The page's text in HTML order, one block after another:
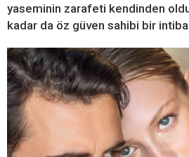
yaseminin zarafeti kendinden
kadar da öz güven sahibi bir intiba